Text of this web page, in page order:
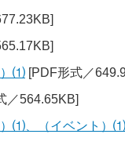
）⑴ [PDF形式／
／564.65KB]
）⑴、（イベント）⑴